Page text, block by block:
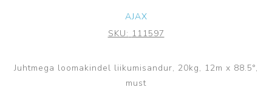
AJAX
SKU: 111597
Juhtmega loomakindel liikumisandur, 20kg, 12m x 88.5°,
must